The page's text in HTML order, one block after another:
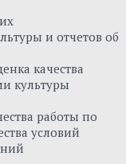
и отчетов об
качества
культуры
работы по
условий